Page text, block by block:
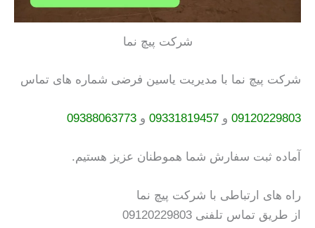
شرکت پیچ نما
شرکت پیچ نما با مدیریت یاسین فرضی شماره های تماس
09120229803 و 09331819457 و 09388063773
آماده ثبت سفارش شما هموطنان عزیز هستیم.
راه های ارتباطی با شرکت پیچ نما
از طریق تماس تلفنی 09120229803